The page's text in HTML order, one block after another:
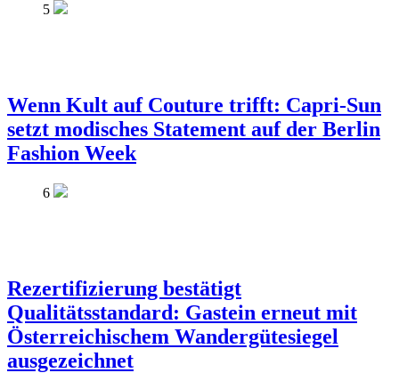
5
Wenn Kult auf Couture trifft: Capri-Sun
setzt modisches Statement auf der Berlin
Fashion Week
6
Rezertifizierung bestätigt
Qualitätsstandard: Gastein erneut mit
Österreichischem Wandergütesiegel
ausgezeichnet